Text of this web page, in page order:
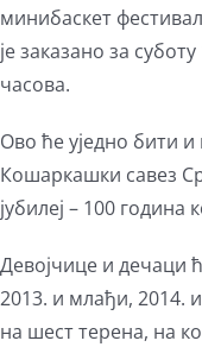
минибаскет
је заказано за
часова.
Ово ће уједно бити
Кошаркашки савез
јубилеј – 100 година
Девојчице и дечаци
2013. и млађи, 2014.
на шест терена, на